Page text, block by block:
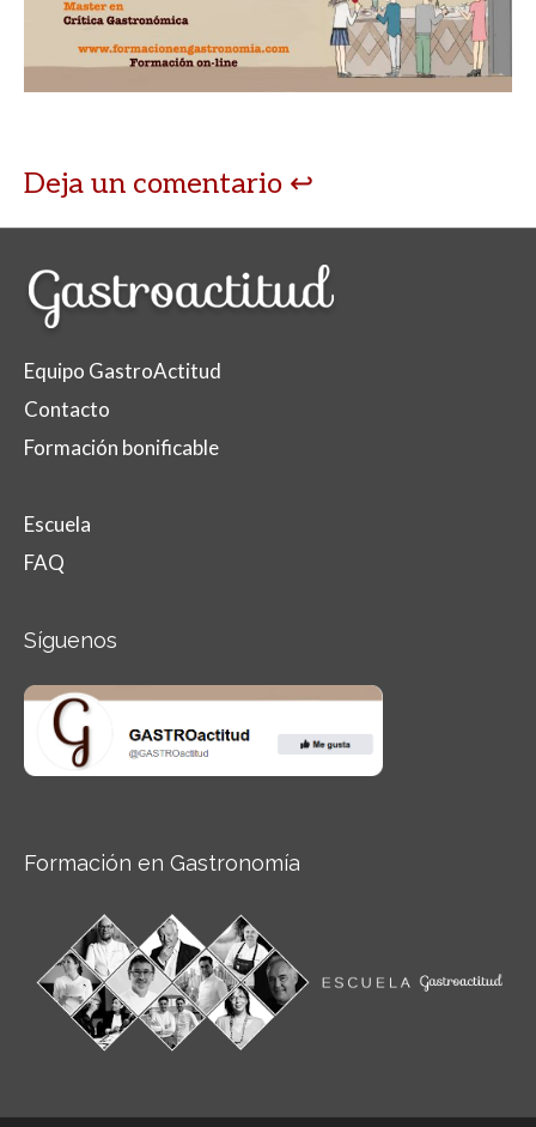
Deja un comentario
Equipo GastroActitud
Contacto
Formación bonificable
Escuela
FAQ
Síguenos
Formación en Gastronomía